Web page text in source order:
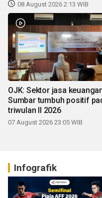
08 August 2026 2:13 WIB
OJK: Sektor jasa
Sumbar tumbuh positif
triwulan II 2026
07 August 2026 23:05 WIB
Infografik